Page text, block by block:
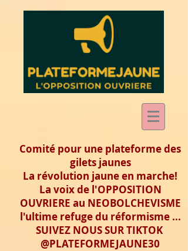
Comité pour une plateforme des
gilets jaunes
La révolution jaune en marche!
La voix de l'OPPOSITION
OUVRIERE au NEOBOLCHEVISME
l'ultime refuge du réformisme ...
SUIVEZ NOUS SUR TIKTOK
@PLATEFORMEJAUNE30